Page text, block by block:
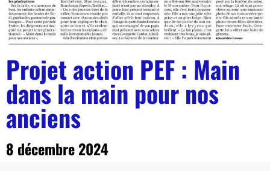
Projet action PEF : Main
dans la main pour nos
anciens
8 décembre 2024